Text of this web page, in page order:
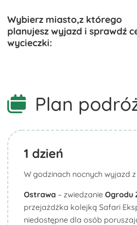
Plan
1 dzień
W godzinach nocnych wyjazd
Ostrawa – zwiedzanie Ogrodu
przejażdżka kolejką Safari
niedostępne dla osób